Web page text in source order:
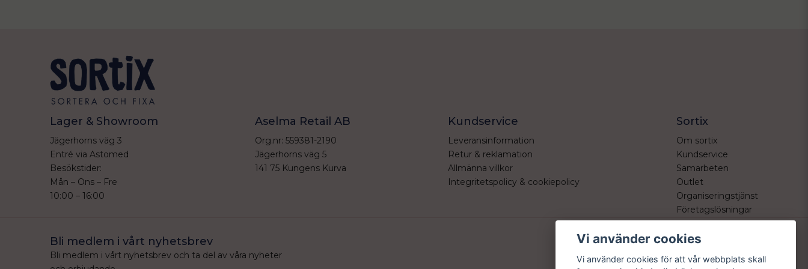
Lager & Showroom
Jägerhorns väg 3
Entré via Astomed
Besökstider:
Mån – Ons – Fre
10:00 – 16:00
Aselma Retail AB
Org.nr: 559381-2190
Jägerhorns väg 5
141 75 Kungens Kurva
Kundservice
Leveransinformation
Retur & reklamation
Allmänna villkor
Integritetspolicy & cookiepolicy
Sortix
Om sortix
Kundservice
Samarbeten
Outlet
Organiseringstjänst
Företagslösningar
Bli medlem i vårt nyhetsbrev
Bli medlem i vårt nyhetsbrev och ta del av våra nyheter
Vi använder cookies
Vi använder cookies för att vår webbplats skall